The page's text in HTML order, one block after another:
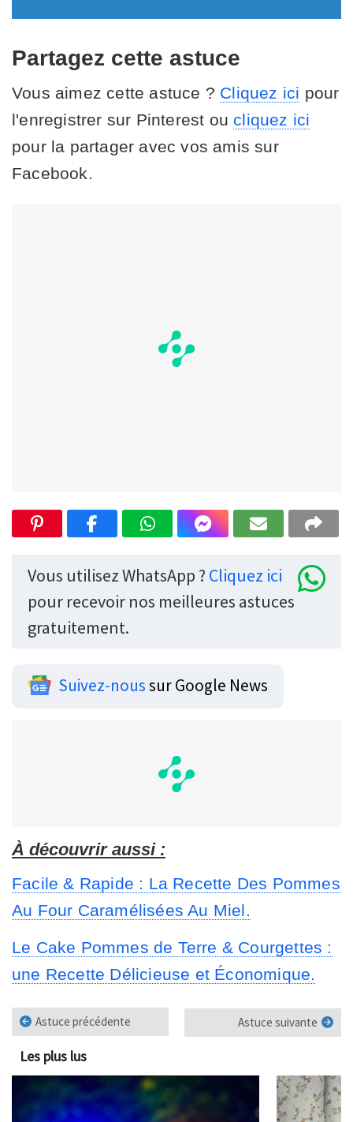
Partagez cette astuce
Vous aimez cette astuce ? Cliquez ici pour
l'enregistrer sur Pinterest ou cliquez ici
pour la partager avec vos amis sur
Facebook.
Vous utilisez WhatsApp ? Cliquez ici
pour recevoir nos meilleures astuces
gratuitement.
Suivez-noussur Google News
À découvrir aussi :
Facile & Rapide : La Recette Des Pommes
Au Four Caramélisées Au Miel.
Le Cake Pommes de Terre & Courgettes :
une Recette Délicieuse et Économique.
Astuce précédente Astuce suivante
Les plus lus